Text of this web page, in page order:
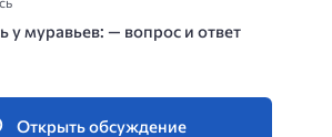
у муравьев: — вопрос и ответ
Открыть обсуждение